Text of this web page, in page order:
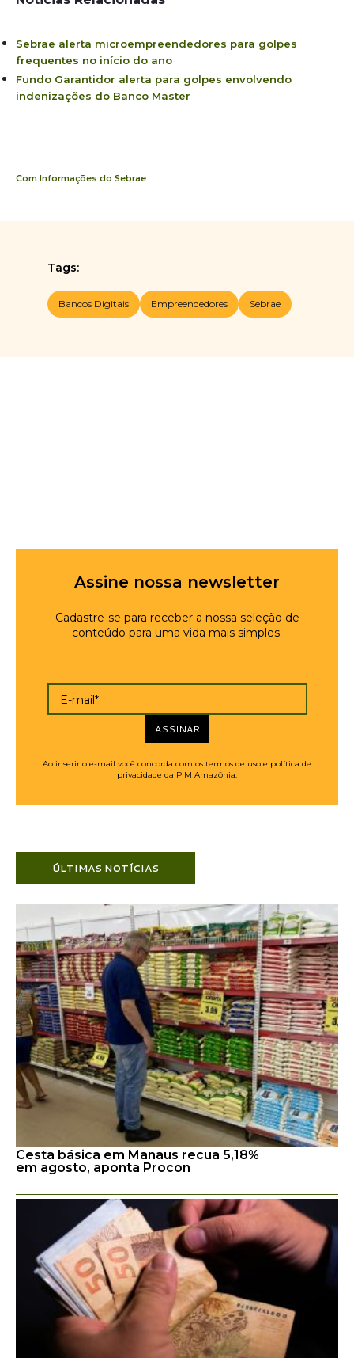
Sebrae alerta microempreendedores para golpes
frequentes no início do ano
Fundo Garantidor alerta para golpes envolvendo
indenizações do Banco Master
Com Informações do Sebrae
Tags:
Bancos Digitais Empreendedores Sebrae
Assine nossa newsletter
Cadastre-se para receber a nossa seleção de
conteúdo para uma vida mais simples.
E-mail*
ASSINAR
Ao inserir o e-mail você concorda com os termos de uso e política de
privacidade da PIM Amazônia.
ÚLTIMAS NOTÍCIAS
Cesta básica em Manaus recua 5,18%
em agosto, aponta Procon